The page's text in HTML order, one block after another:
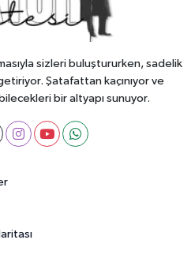
sizleri buluştururken, sadelik
Şatafattan kaçınıyor ve
bir altyapı sunuyor.